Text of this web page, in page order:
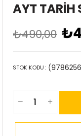
AYT TARİH
₺490,00
STOK KODU